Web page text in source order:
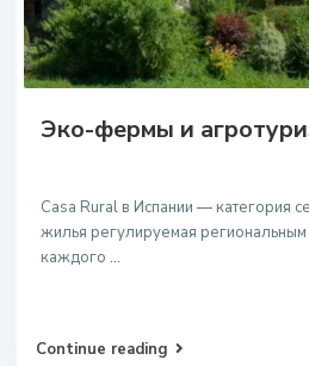
Эко-фермы и
Casa Rural в Испании — категория
жилья регулируемая региональным
каждого ...
Continue reading